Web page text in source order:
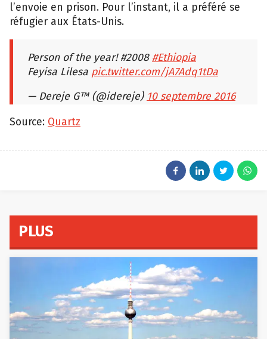
l’envoie en prison. Pour l’instant, il a préféré se
réfugier aux États-Unis.
Person of the year! #2008 #Ethiopia
Feyisa Lilesa pic.twitter.com/jA7Adq1tDa
— Dereje G™ (@idereje) 10 septembre 2016
Source: Quartz
PLUS